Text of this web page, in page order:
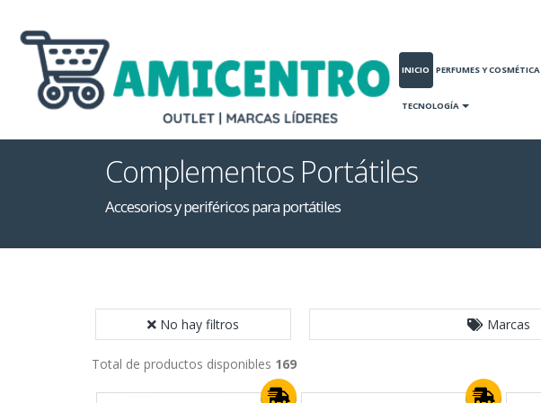
INICIO PERFUMES Y COSMÉTICA
TECNOLOGÍA
Complementos Portátiles
Accesorios y periféricos para portátiles
No hay filtros Marcas
Total de productos disponibles 169